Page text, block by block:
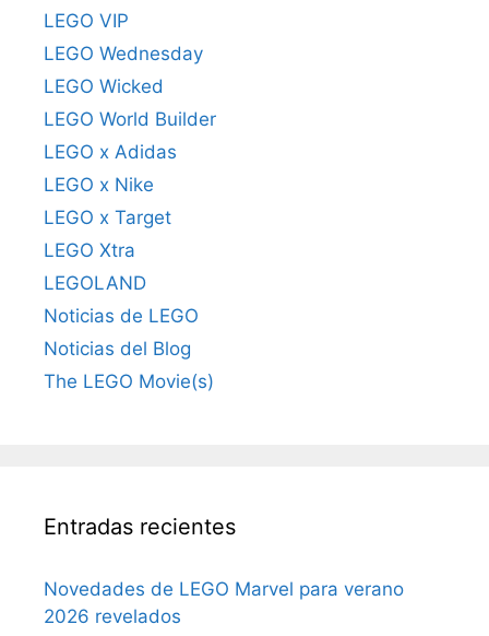
LEGO VIP
LEGO Wednesday
LEGO Wicked
LEGO World Builder
LEGO x Adidas
LEGO x Nike
LEGO x Target
LEGO Xtra
LEGOLAND
Noticias de LEGO
Noticias del Blog
The LEGO Movie(s)
Entradas recientes
Novedades de LEGO Marvel para verano
2026 revelados